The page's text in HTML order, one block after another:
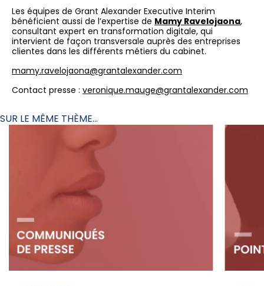
Les équipes de Grant Alexander Executive Interim
bénéficient aussi de l’expertise de Mamy Ravelojaona,
consultant expert en transformation digitale, qui
intervient de façon transversale auprès des entreprises
clientes dans les différents métiers du cabinet.
mamy.ravelojaona@grantalexander.com
Contact presse :veronique.mauge@grantalexander.com
SUR LE MÊME THÈME...